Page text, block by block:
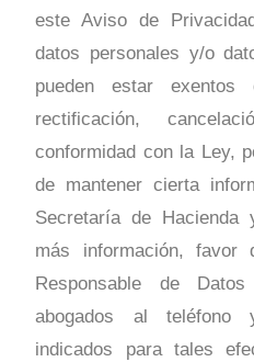
este Aviso de
datos personales y/o
pueden estar exentos
rectificación,
conformidad con la Ley,
de mantener cierta
Secretaría de Hacienda
más información, favor
Responsable de
abogados al teléfono
indicados para tales